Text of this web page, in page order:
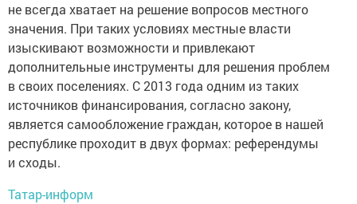
не всегда хватает на решение вопросов местного
значения. При таких условиях местные власти
изыскивают возможности и привлекают
дополнительные инструменты для решения проблем
в своих поселениях. С 2013 года одним из таких
источников финансирования, согласно закону,
является самообложение граждан, которое в нашей
республике проходит в двух формах: референдумы
и сходы.
Татар-информ